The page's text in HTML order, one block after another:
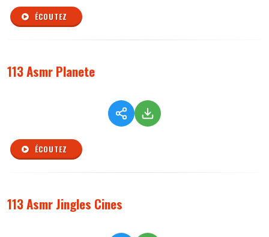
ÉCOUTEZ
113 Asmr Planete
ÉCOUTEZ
113 Asmr Jingles Cines